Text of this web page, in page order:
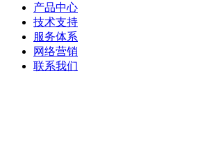
产品中心
技术支持
服务体系
网络营销
联系我们